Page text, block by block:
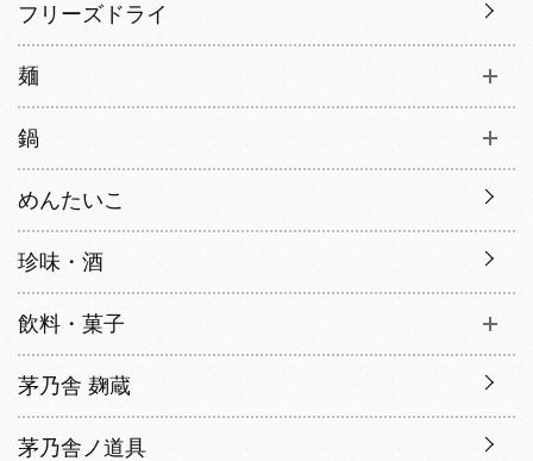
フリーズドライ
麺
鍋
めんたいこ
珍味・酒
飲料・菓子
茅乃舎 麹蔵
茅乃舎ノ道具